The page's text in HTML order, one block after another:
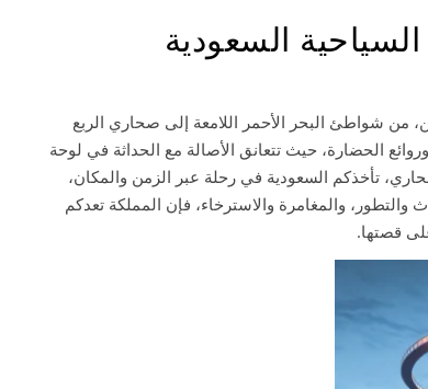
السعودية
من شواطئ البحر الأحمر اللامعة إلى صحاري الربع
الحضارة، حيث تتعانق الأصالة مع الحداثة في لوحة
تأخذكم السعودية في رحلة عبر الزمن والمكان،
والمغامرة والاسترخاء، فإن المملكة تعدكم
قصتها.